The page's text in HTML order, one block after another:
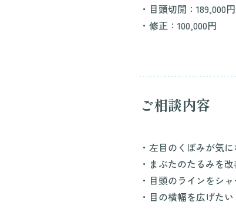
・目頭切開：189,000円
・修正：100,000円
ご相談内容
・左目のくぼみが気
・まぶたのたるみを
・目頭のラインをシ
・目の横幅を広げたい